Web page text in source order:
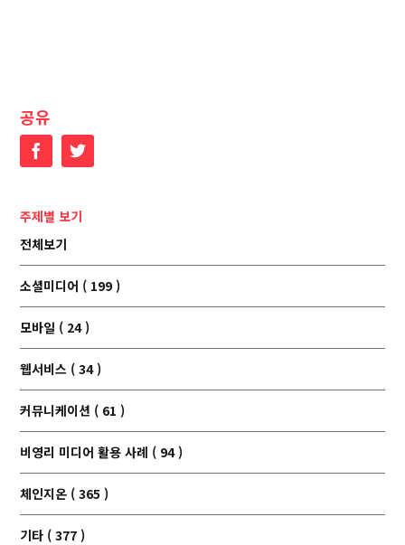
공유
FacebookTwitter
주제별 보기
전체보기
소셜미디어 ( 199 )
모바일 ( 24 )
웹서비스 ( 34 )
커뮤니케이션 ( 61 )
비영리 미디어 활용 사례 ( 94 )
체인지온 ( 365 )
기타 ( 377 )